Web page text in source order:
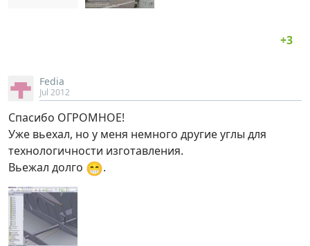
Fedia
Jul 2012
Спасибо ОГРОМНОЕ!
Уже вьехал, но у меня немного другие углы для
технологичности изготавления.
Вьежал долго 😁.